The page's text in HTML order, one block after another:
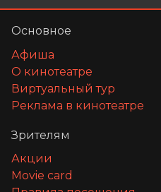
Основное
Афиша
О кинотеатре
Виртуальный тур
Реклама в кинотеатре
Зрителям
Акции
Movie card